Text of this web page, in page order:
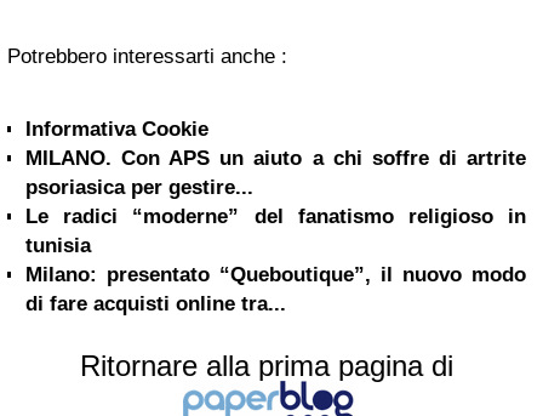
Potrebbero interessarti anche :
Informativa Cookie
MILANO. Con APS un aiuto a chi soffre di artrite
psoriasica per gestire...
Le radici “moderne” del fanatismo religioso in
tunisia
Milano: presentato “Queboutique”, il nuovo modo
di fare acquisti online tra...
Ritornare alla prima pagina di